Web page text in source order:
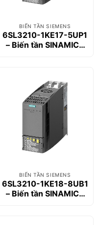
BIẾN TẦN SIEMENS
6SL3210-1KE17-5UP1
– Biến tần SINAMICS
BIẾN TẦN SIEMENS
6SL3210-1KE18-8UB1
– Biến tần SINAMICS